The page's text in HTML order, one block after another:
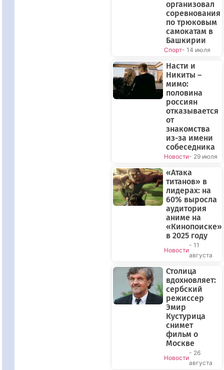
организовал
соревнования
по трюковым
самокатам в
Башкирии
Спорт- 14 июля
Насти и
Никиты –
мимо:
половина
россиян
отказывается
от
знакомства
из-за имени
собеседника
Новости- 29 июля
«Атака
титанов» в
лидерах: на
60% выросла
аудитория
аниме на
«Кинопоиске»
в 2025 году
Новости
- 11
августа
Столица
вдохновляет:
сербский
режиссер
Эмир
Кустурица
снимет
фильм о
Москве
Новости
- 26
августа